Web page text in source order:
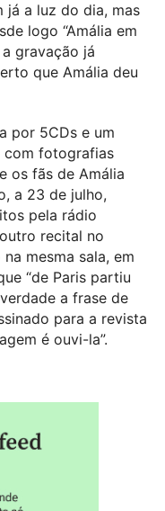
já a luz do dia, mas
logo “Amália em
a gravação já
que Amália deu
por 5CDs e um
com fotografias
os fãs de Amália
a 23 de julho,
pela rádio
recital no
mesma sala, em
“de Paris partiu
a frase de
para a revista
é ouvi-la”.